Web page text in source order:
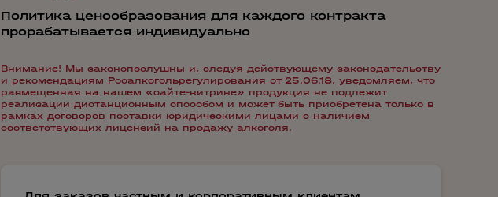
Политика ценообразования для каждого контракта
прорабатывается индивидуально
Внимание! Мы законопослушны и, следуя действующему законодательству
и рекомендациям Росалкогольрегулирования от 25.06.18, уведомляем, что
размещенная на нашем «сайте-витрине» продукция не подлежит
реализации дистанционным способом и может быть приобретена только в
рамках договоров поставки юридическими лицами с наличием
соответствующих лицензий на продажу алкоголя.